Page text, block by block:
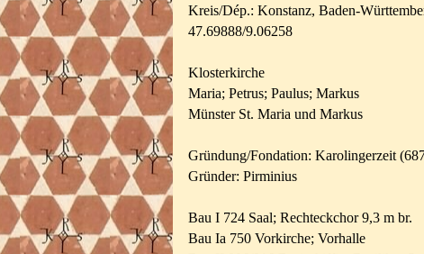
Kreis/Dép.: Konstanz, Baden-
47.69888/9.06258
Klosterkirche
Maria; Petrus; Paulus; Markus
Münster St. Maria und Markus
Gründung/Fondation: Karolingerzeit
Gründer: Pirminius
Bau I 724 Saal; Rechteckchor 9,3 m br.
Bau Ia 750 Vorkirche; Vorhalle